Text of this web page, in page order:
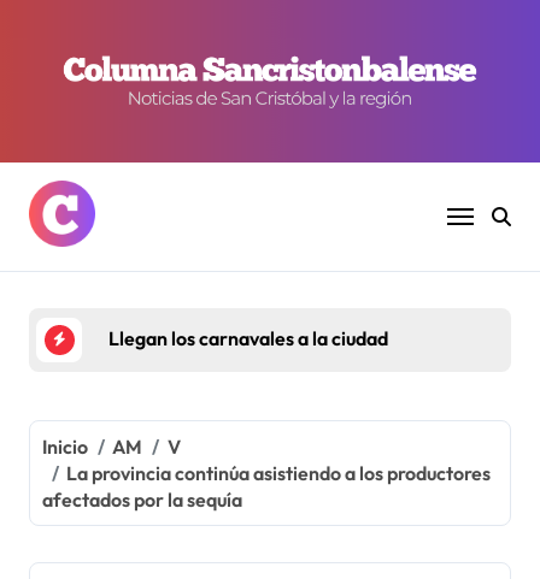
contenido
Llegan los carnavales a la ciudad
Inicio AM
V
La provincia continúa asistiendo a los productores
afectados por la sequía